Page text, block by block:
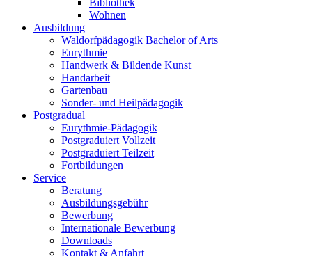
Bibliothek
Wohnen
Ausbildung
Waldorfpädagogik Bachelor of Arts
Eurythmie
Handwerk & Bildende Kunst
Handarbeit
Gartenbau
Sonder- und Heilpädagogik
Postgradual
Eurythmie-Pädagogik
Postgraduiert Vollzeit
Postgraduiert Teilzeit
Fortbildungen
Service
Beratung
Ausbildungsgebühr
Bewerbung
Internationale Bewerbung
Downloads
Kontakt & Anfahrt